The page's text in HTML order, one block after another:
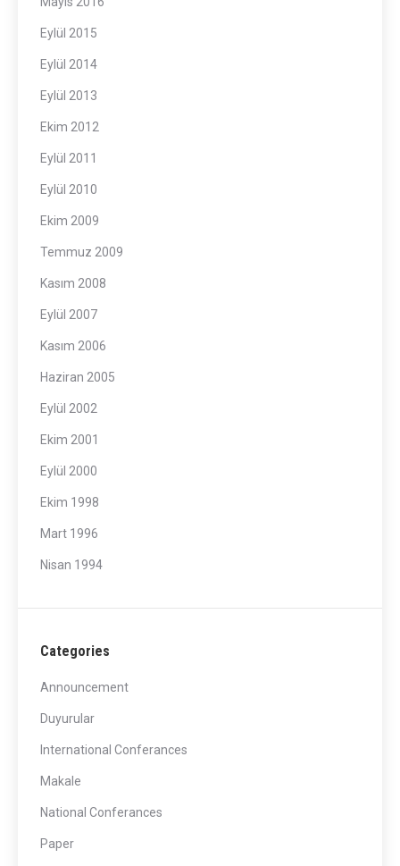
Eylül 2015
Eylül 2014
Eylül 2013
Ekim 2012
Eylül 2011
Eylül 2010
Ekim 2009
Temmuz 2009
Kasım 2008
Eylül 2007
Kasım 2006
Haziran 2005
Eylül 2002
Ekim 2001
Eylül 2000
Ekim 1998
Mart 1996
Nisan 1994
Categories
Announcement
Duyurular
International Conferances
Makale
National Conferances
Paper